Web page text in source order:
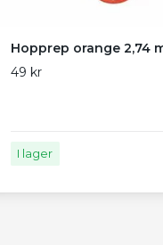
Hopprep orange 2,74
49 kr
I lager